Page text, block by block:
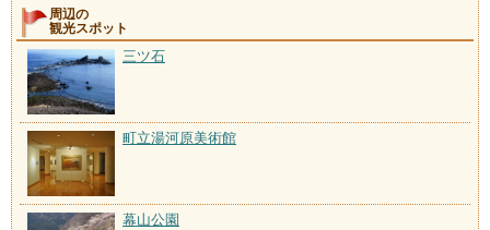
周辺の
観光スポット
三ツ石
町立湯河原美術館
幕山公園